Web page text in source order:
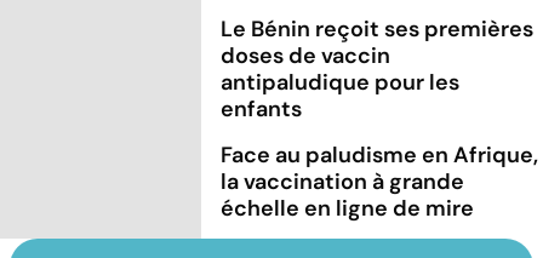
Le Bénin reçoit ses premières
doses de vaccin
antipaludique pour les
enfants
Face au paludisme en Afrique,
la vaccination à grande
échelle en ligne de mire